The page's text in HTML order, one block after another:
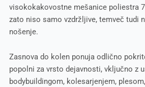
visokokakovostne mešanice poliestra
zato niso samo vzdržljive, temveč tudi
nošenje.
Zasnova do kolen ponuja odlično
popolni za vrsto dejavnosti, vključno z
bodybuildingom, kolesarjenjem,